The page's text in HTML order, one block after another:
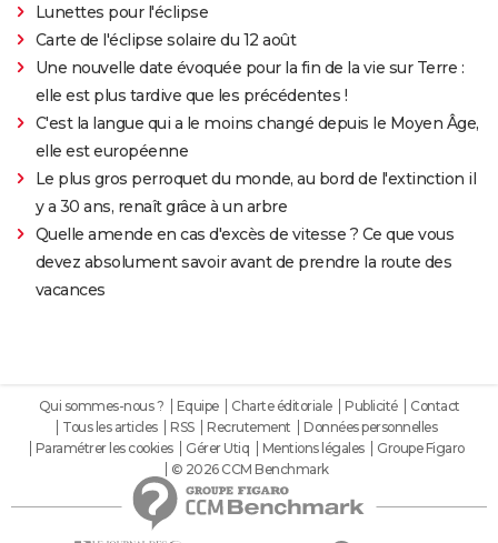
Lunettes pour l'éclipse
Carte de l'éclipse solaire du 12 août
Une nouvelle date évoquée pour la fin de la vie sur Terre :
elle est plus tardive que les précédentes !
C'est la langue qui a le moins changé depuis le Moyen Âge,
elle est européenne
Le plus gros perroquet du monde, au bord de l'extinction il
y a 30 ans, renaît grâce à un arbre
Quelle amende en cas d'excès de vitesse ? Ce que vous
devez absolument savoir avant de prendre la route des
vacances
Qui sommes-nous ? Equipe Charte éditoriale Publicité
Contact
Tous les articles
RSS Recrutement
Données personnelles
Paramétrer les cookies
Gérer Utiq Mentions légales
Groupe Figaro
© 2026 CCM Benchmark